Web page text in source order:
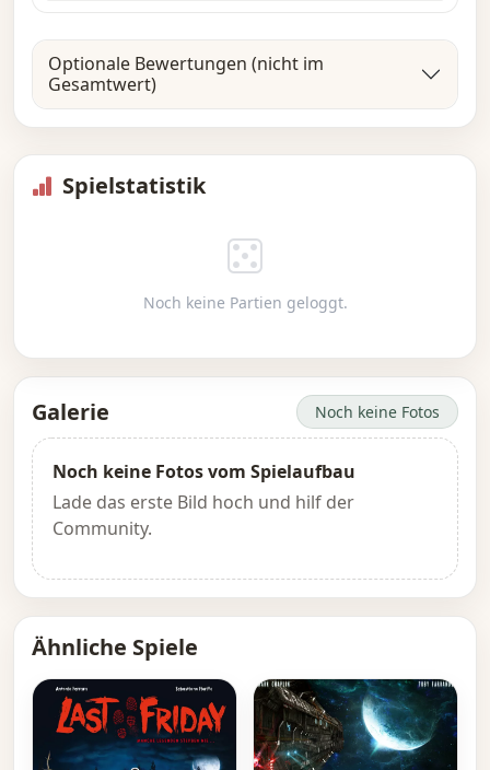
Optionale Bewertungen (nicht im
Gesamtwert)
Spielstatistik
Noch keine Partien geloggt.
Galerie Noch keine Fotos
Noch keine Fotos vom Spielaufbau
Lade das erste Bild hoch und hilf der
Community.
Ähnliche Spiele